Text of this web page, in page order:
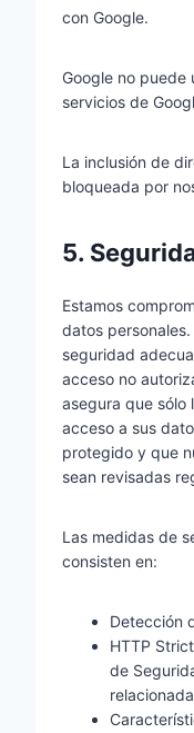
con Google.
Google no puede
servicios de
La inclusión de
bloqueada por
5.
Estamos
datos
seguridad
acceso no
asegura que sólo
acceso a sus
protegido y que
sean revisadas
Las medidas de
consisten en:
Detección
HTTP
de